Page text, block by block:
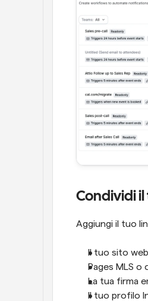
Condividi
Aggiungi il tuo
Il tuo sito
Pages MLS o
La tua firma
Il tuo profilo